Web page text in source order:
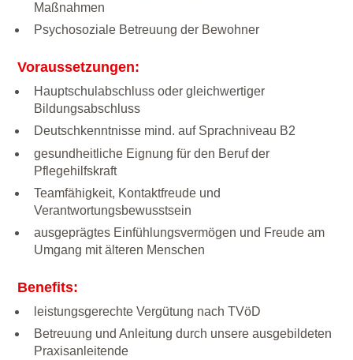
Maßnahmen
Psychosoziale Betreuung der Bewohner
Voraussetzungen:
Hauptschulabschluss oder gleichwertiger
Bildungsabschluss
Deutschkenntnisse mind. auf Sprachniveau B2
gesundheitliche Eignung für den Beruf der
Pflegehilfskraft
Teamfähigkeit, Kontaktfreude und
Verantwortungsbewusstsein
ausgeprägtes Einfühlungsvermögen und Freude am
Umgang mit älteren Menschen
Benefits:
leistungsgerechte Vergütung nach TVöD
Betreuung und Anleitung durch unsere ausgebildeten
Praxisanleitende